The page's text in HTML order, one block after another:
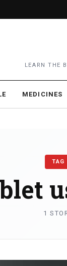
LEARN THE
MEDICINES
TAG
1